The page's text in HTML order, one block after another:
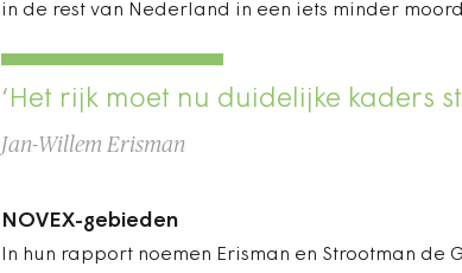
in de rest van Nederland in een iets minder
‘Het rijk moet nu duidelijke kaders
Jan-Willem Erisman
NOVEX-gebieden
In hun rapport noemen Erisman en Strootman de